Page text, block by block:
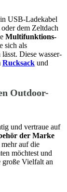
USB-Ladekabel
dem Zeltdach
Multifunktions-
sich als
Diese wasser-
Rucksack und
Outdoor-
und vertraue auf
der Marke
auf die
möchtest und
Vielfalt an